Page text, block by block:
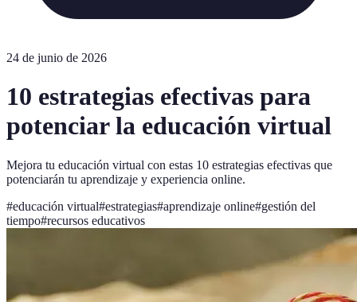
24 de junio de 2026
10 estrategias efectivas para
potenciar la educación virtual
Mejora tu educación virtual con estas 10 estrategias efectivas que
potenciarán tu aprendizaje y experiencia online.
#educación virtual#estrategias#aprendizaje online#gestión del
tiempo#recursos educativos